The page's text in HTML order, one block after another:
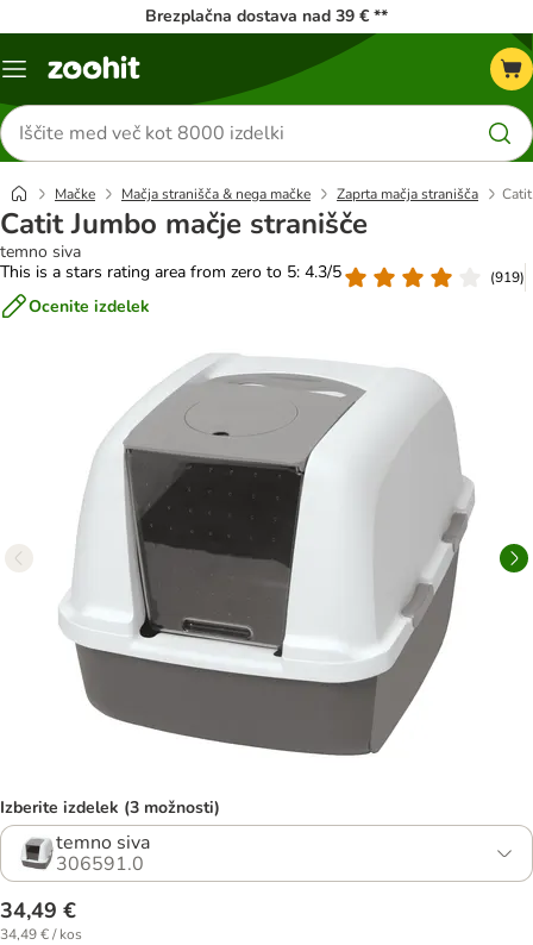
Brezplačna dostava nad 39 € **
Meni
Iskanje
izdelkov
Mačke Mačja stranišča & nega mačke Zaprta mačja stranišča
Catit Jumbo mačje stranišče
temno siva
This is a stars rating area from zero to 5: 4.3/5
(919)
Ocenite izdelek
Izberite izdelek (3 možnosti)
temno siva
306591.0
34,49 €
34,49 € / kos